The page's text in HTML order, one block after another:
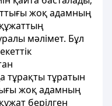
жоқ адамның
мәлімет. Бұл
тұрақты тұратын
жоқ адамның
берілген